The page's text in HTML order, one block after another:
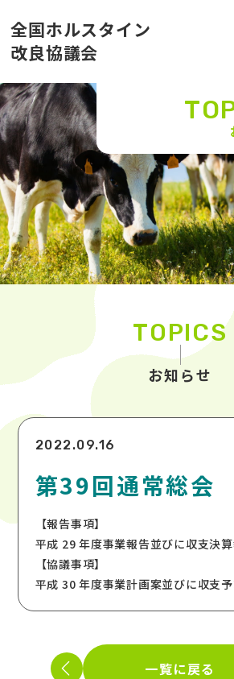
全国ホルスタイン
改良協議会
お知らせ
2022.09.16
第39回通常総会
【報告事項】
平成 29 年度事業報告並びに収支決
【協議事項】
平成 30 年度事業計画案並びに収支
一覧に戻る